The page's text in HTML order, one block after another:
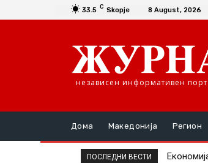
33.5 C Skopje 8 August, 2026
независен информативен
Дома Македонија Регион
ПОСЛЕДНИ ВЕСТИ Економија